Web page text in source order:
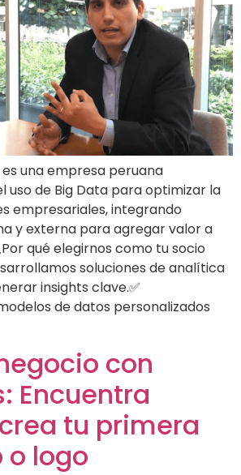
una empresa peruana
uso de Big Data para optimizar la
empresariales, integrando
y externa para agregar valor a
qué elegirnos como tu socio
soluciones de analítica
insights clave.✅
de datos personalizados
con
Encuentra
tu primera
o logo